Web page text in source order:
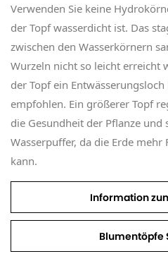
Verwenden Sie keine
der Topf wasserdicht ist. Das
zwischen den Wasserkörnern
Wurzeln nicht so leicht erreicht
der Topf ein
empfohlen. Ein größerer Topf
die Gesundheit der Pflanze
Wasserpuffer, da die Erde
kann.
Information
Blumentöpfe